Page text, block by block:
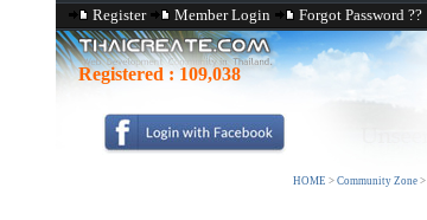
Register Member Login Forgot Password ??
Registered : 109,038
HOME > Community Zone >